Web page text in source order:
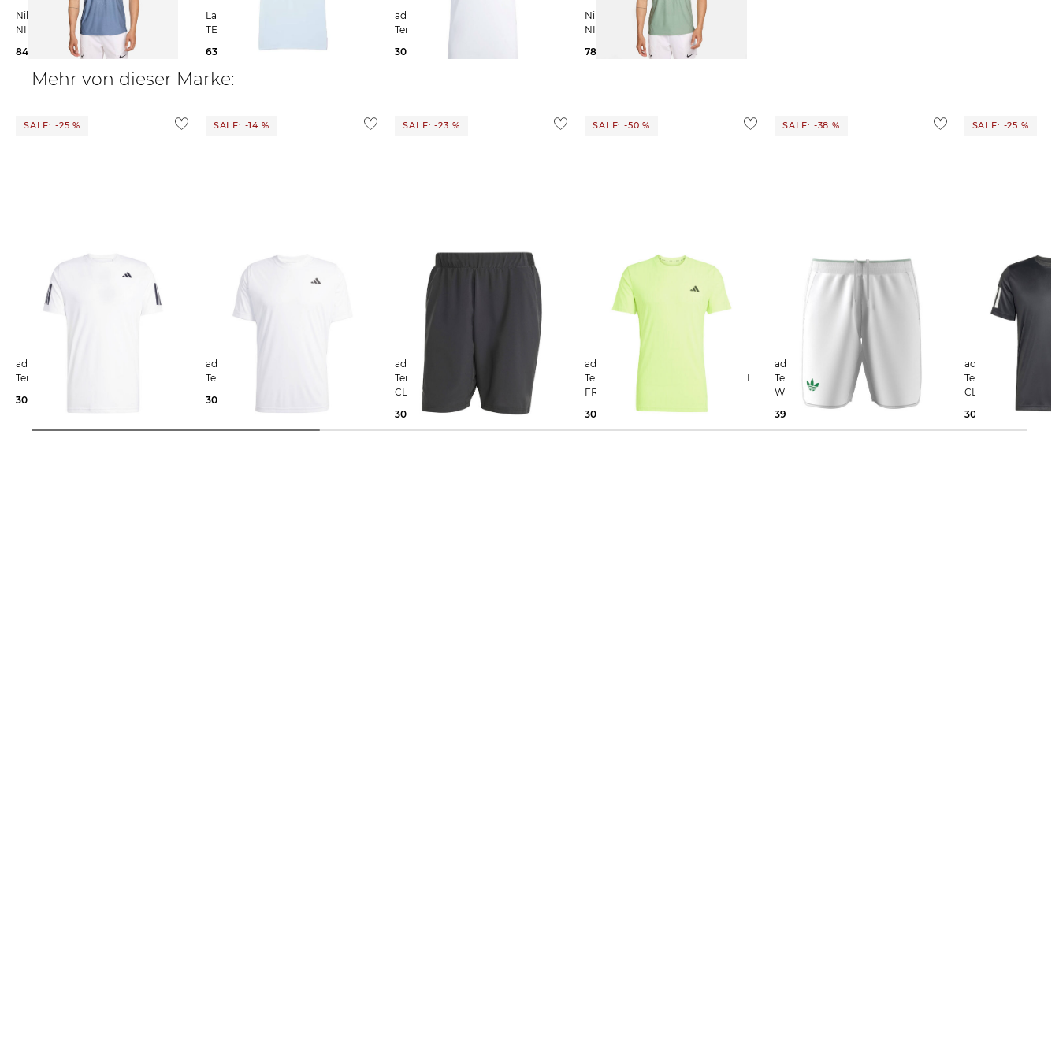
Nike | Herren Tennispolo
NIKECOURT SLAM
84,95 €
104,99 €
Lacoste Sport | Herren Sportshirt
TENNIS POLO ULTRA-DRY
63,95 €
95,00 €
adidas Performance | Herren
Tennispoloshirt CLUB POLO
30,19 €
40,00 €
Nike | Herren Tennispolo
NIKECOURT SLAM
78,85 €
104,99 €
Mehr von dieser Marke:
SALE: -25 %
adidas Performance | Herren
Tennis-Shirt CLUB 3STR
30,19 €
SALE: -14 %
adidas Performance | Herren
Tennisshirt CLUB TEE
30,00 €
SALE: -23 %
adidas Performance | Herren
Tennisshorts CLUB TENNIS
CLIMACOOL STRETCH WOVEN
30,99 € 40,00 €
SALE: -50 %
adidas Performance | Herren
Tennisshirt CLIMACOOL+ AIRCHILL
FREELIFT
30,00 €
60,00 €
SALE: -38 %
adidas Performance | Herren
Tennisshorts ERGO SHORTS PRO
WMB
39,99 €
SALE: -25 %
adidas Performance |
Tennisshirt CLUB
CLIMACOOL 3STR
30,19 €
40,00 €